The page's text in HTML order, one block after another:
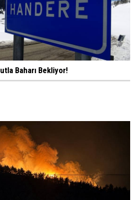
Baharı Bekliyor!